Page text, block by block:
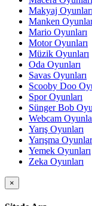
Makyaj Oyunları
Manken
Mario Oyunları
Motor Oyunları
Müzik Oyunları
Oda Oyunları
Savas Oyunları
Scooby Doo
Spor Oyunları
Sünger Bob
Webcam
Yarış Oyunları
Yarışma
Yemek Oyunları
Zeka Oyunları
×